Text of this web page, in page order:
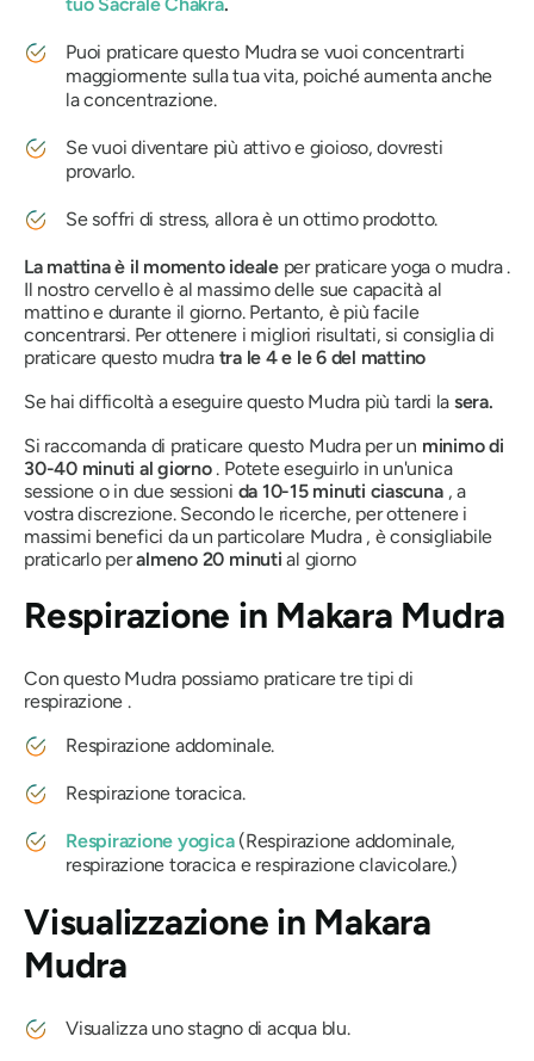
tuo SacraleChakra.
Puoi praticare questo Mudrase vuoi concentrarti
maggiormente sulla tua vita, poiché aumenta anche
la concentrazione.
Se vuoi diventare più attivo e gioioso, dovresti
provarlo.
Se soffri di stress, allora è un ottimo prodotto.
La mattina è il momento idealeper praticareyoga o mudra.
Il nostro cervello è al massimo delle sue capacità al
mattino e durante il giorno. Pertanto, è più facile
concentrarsi. Per ottenere i migliori risultati, si consiglia di
praticare questo mudra tra le 4 e le 6 del mattino
Se hai difficoltà a eseguire questo Mudra più tardi la sera.
Si raccomanda di praticare questo Mudraper un minimo di
30-40 minuti al giorno. Potete eseguirlo in un'unica
sessione o in due sessioni da 10-15 minuti ciascuna, a
vostra discrezione. Secondo le ricerche, per ottenere i
massimi benefici da un particolare Mudra, è consigliabile
praticarlo peralmeno 20 minuti al giorno
Respirazione in Makara Mudra
Con questo Mudra possiamo praticare tre tipi di
respirazione .
Respirazione addominale.
Respirazione toracica.
Respirazione yogica(Respirazione addominale,
respirazione toracica e respirazione clavicolare.)
Visualizzazione in Makara
Mudra
Visualizza uno stagno di acqua blu.